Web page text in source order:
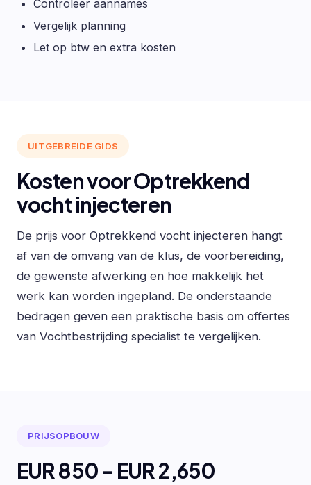
Controleer aannames
Vergelijk planning
Let op btw en extra kosten
UITGEBREIDE GIDS
Kosten voor Optrekkend
vocht injecteren
De prijs voor Optrekkend vocht injecteren hangt
af van de omvang van de klus, de voorbereiding,
de gewenste afwerking en hoe makkelijk het
werk kan worden ingepland. De onderstaande
bedragen geven een praktische basis om offertes
van Vochtbestrijding specialist te vergelijken.
PRIJSOPBOUW
EUR 850 - EUR 2,650